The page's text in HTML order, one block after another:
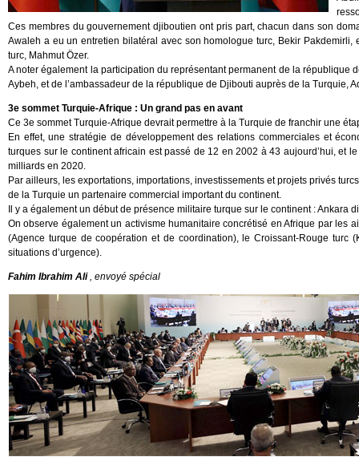
Ces membres du gouvernement djiboutien ont pris part, chacun dans son
Awaleh a eu un entretien bilatéral avec son homologue turc, Bekir Pakdemirli,
turc, Mahmut Özer.
A noter également la participation du représentant permanent de la république
Aybeh, et de l’ambassadeur de la république de Djibouti auprès de la Turquie,
3e sommet Turquie-Afrique : Un grand pas en avant
Ce 3e sommet Turquie-Afrique devrait permettre à la Turquie de franchir une
En effet, une stratégie de développement des relations commerciales et
turques sur le continent africain est passé de 12 en 2002 à 43 aujourd’hui, et
milliards en 2020.
Par ailleurs, les exportations, importations, investissements et projets privés
de la Turquie un partenaire commercial important du continent.
Il y a également un début de présence militaire turque sur le continent : Ankara
On observe également un activisme humanitaire concrétisé en Afrique par les
(Agence turque de coopération et de coordination), le Croissant-Rouge turc
situations d’urgence).
Fahim Ibrahim Ali, envoyé spécial